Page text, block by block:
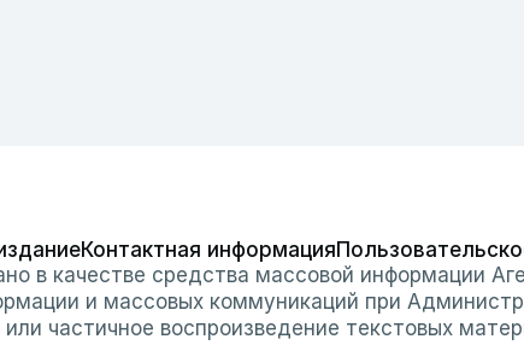
Контактная информация
в качестве средства массовой информации
и массовых коммуникаций при
частичное воспроизведение текстовых